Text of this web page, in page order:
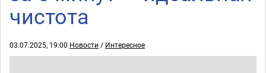
чистота
03.07.2025, 19:00 Новости / Интересное